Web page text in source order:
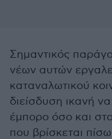
Σημαντικός
νέων αυτών
καταναλωτικού
διείσδυση ικανή
έμπορο όσο και
που βρίσκεται